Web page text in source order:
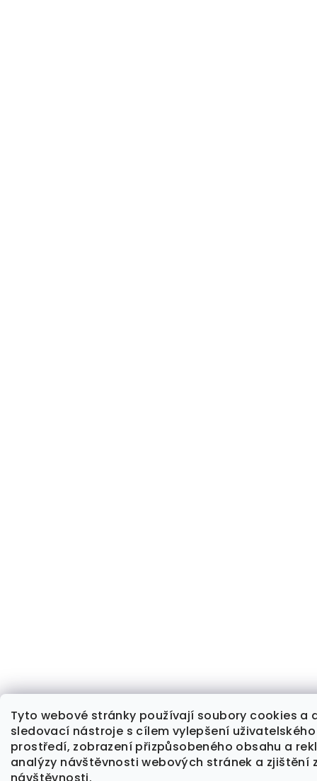
Tyto webové stránky používají soubory cookies a
sledovací nástroje s cílem vylepšení uživatelského
prostředí, zobrazení přizpůsobeného obsahu a
analýzy návštěvnosti webových stránek a zjištění